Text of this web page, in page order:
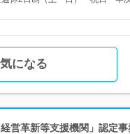
気になる
営革新等支援機関」認定事